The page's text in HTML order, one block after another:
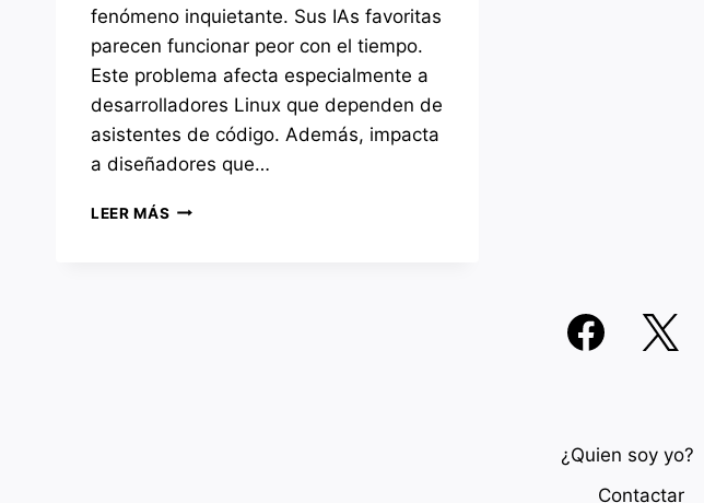
fenómeno inquietante. Sus IAs favoritas
parecen funcionar peor con el tiempo.
Este problema afecta especialmente a
desarrolladores Linux que dependen de
asistentes de código. Además, impacta
a diseñadores que…
LEER MÁS DEGRADACIÓN
¿Quien soy yo?
Contactar